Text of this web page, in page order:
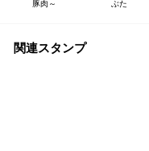
豚肉～
ぶた
関連スタンプ